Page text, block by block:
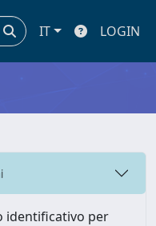
IT LOGIN
identificativo per